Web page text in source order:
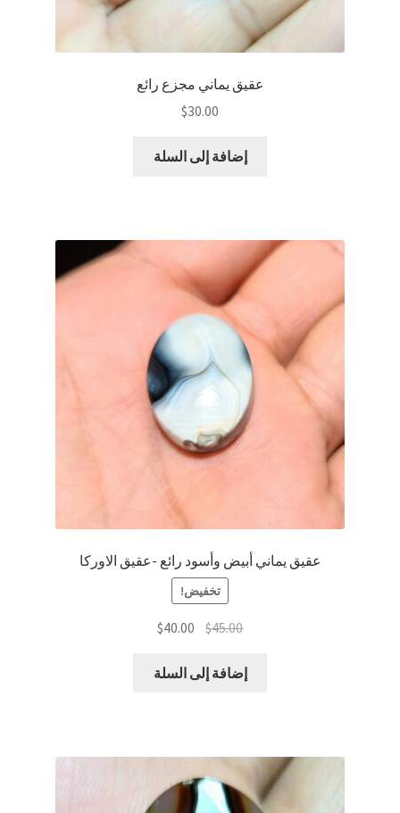
عقيق يماني مجزع رائع
$30.00
إضافة إلى السلة
عقيق يماني أبيض وأسود رائع -عقيق الاوركا
تخفيض!
$45.00
السعر
هو:
$40.00 السعر
هو:إضافة إلى السلة